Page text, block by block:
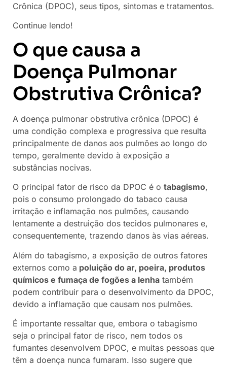
Crônica (DPOC), seus tipos, sintomas e tratamentos.
Continue lendo!
O que causa a
Doença Pulmonar
Obstrutiva Crônica?
A doença pulmonar obstrutiva crônica (DPOC) é
uma condição complexa e progressiva que resulta
principalmente de danos aos pulmões ao longo do
tempo, geralmente devido à exposição a
substâncias nocivas.
O principal fator de risco da DPOC é o tabagismo,
pois o consumo prolongado do tabaco causa
irritação e inflamação nos pulmões, causando
lentamente a destruição dos tecidos pulmonares e,
consequentemente, trazendo danos às vias aéreas.
Além do tabagismo, a exposição de outros fatores
externos como a poluição do ar, poeira, produtos
químicos e fumaça de fogões a lenha também
podem contribuir para o desenvolvimento da DPOC,
devido a inflamação que causam nos pulmões.
É importante ressaltar que, embora o tabagismo
seja o principal fator de risco, nem todos os
fumantes desenvolvem DPOC, e muitas pessoas que
têm a doença nunca fumaram. Isso sugere que